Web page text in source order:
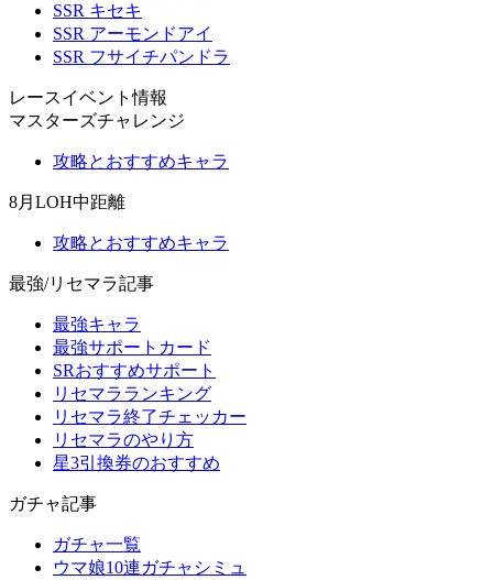
SSR キセキ
SSR アーモンドアイ
SSR フサイチパンドラ
レースイベント情報
マスターズチャレンジ
攻略とおすすめキャラ
8月LOH中距離
攻略とおすすめキャラ
最強/リセマラ記事
最強キャラ
最強サポートカード
SRおすすめサポート
リセマラランキング
リセマラ終了チェッカー
リセマラのやり方
星3引換券のおすすめ
ガチャ記事
ガチャ一覧
ウマ娘10連ガチャシミュ